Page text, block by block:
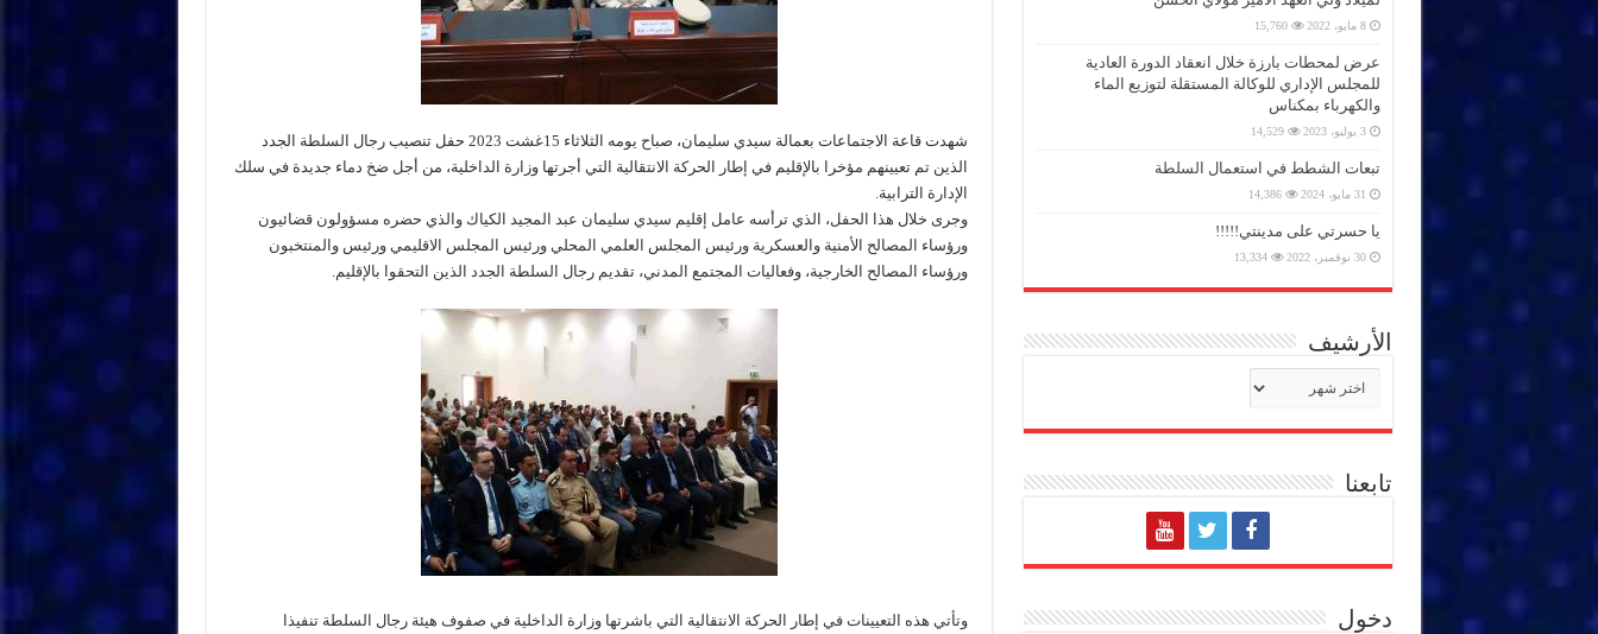
شهدت قاعة الاجتماعات بعمالة سيدي سليمان، صباح يومه الثلاثاء 15غشت 2023 حفل تنصيب رجال السلطة الجدد
الذين تم تعيينهم مؤخرا بالإقليم في إطار الحركة الانتقالية التي أجرتها وزارة الداخلية، من أجل ضخ دماء جديدة في سلك
الإدارة الترابية.
وجرى خلال هذا الحفل، الذي ترأسه عامل إقليم سيدي سليمان عبد المجيد الكياك والذي حضره مسؤولون قضائيون
ورؤساء المصالح الأمنية والعسكرية ورئيس المجلس العلمي المحلي ورئيس المجلس الاقليمي ورئيس والمنتخبون
ورؤساء المصالح الخارجية، وفعاليات المجتمع المدني، تقديم رجال السلطة الجدد الذين التحقوا بالإقليم.
وتأتي هذه التعيينات في إطار الحركة الانتقالية التي باشرتها وزارة الداخلية في صفوف هيئة رجال السلطة تنفيذا
8 مايو، 2022 15,760
عرض لمحطات بارزة خلال انعقاد الدورة العادية
للمجلس الإداري للوكالة المستقلة لتوزيع الماء
والكهرباء بمكناس
3 يوليو، 2023 14,529
تبعات الشطط في استعمال السلطة
31 مايو، 2024 14,386
يا حسرتي على مدينتي!!!!!
30 نوفمبر، 2022 13,334
الأرشيف
تابعنا
دخول